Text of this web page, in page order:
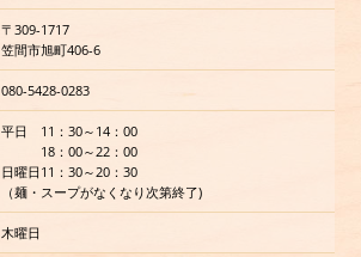
〒309-1717
笠間市旭町406-6
080-5428-0283
平日
11：30～14：00
18：00～22：00
日曜日 11：30～20：30
（麺・スープがなくなり次第終了)
木曜日